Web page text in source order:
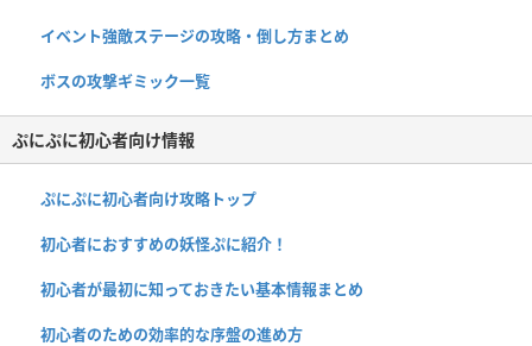
イベント強敵ステージの攻略・倒し方まとめ
ボスの攻撃ギミック一覧
ぷにぷに初心者向け情報
ぷにぷに初心者向け攻略トップ
初心者におすすめの妖怪ぷに紹介！
初心者が最初に知っておきたい基本情報まとめ
初心者のための効率的な序盤の進め方